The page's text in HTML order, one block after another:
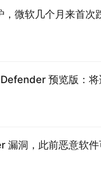
微软几个月来首次
预览版：
洞，此前恶意软件